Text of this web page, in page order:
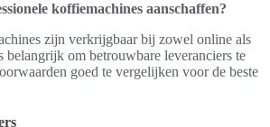
koffiemachines aanschaffen?
zijn verkrijgbaar bij zowel online als
om betrouwbare leveranciers te
goed te vergelijken voor de beste